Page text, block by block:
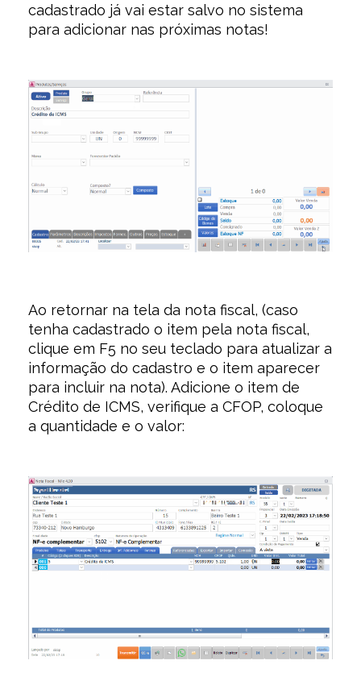
cadastrado já vai estar salvo no sistema
para adicionar nas próximas notas!
Ao retornar na tela da nota fiscal, (caso
tenha cadastrado o item pela nota fiscal,
clique em F5 no seu teclado para atualizar a
informação do cadastro e o item aparecer
para incluir na nota). Adicione o item de
Crédito de ICMS, verifique a CFOP, coloque
a quantidade e o valor: